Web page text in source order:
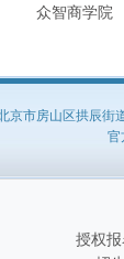
众智商学院
京市房山区拱辰
官
授权报